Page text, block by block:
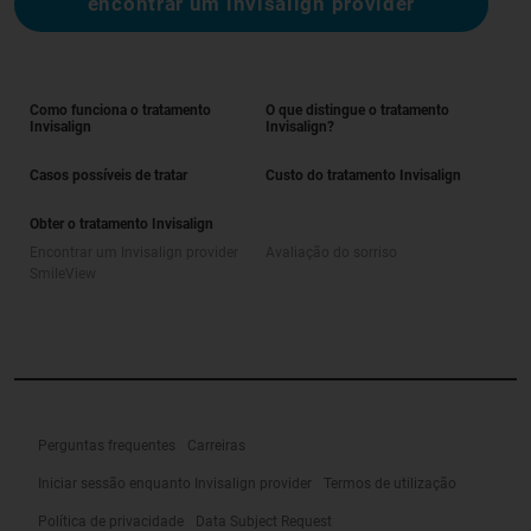
Como funciona o tratamento
Invisalign
O que distingue o tratamento
Invisalign?
Casos possíveis de tratar Custo do tratamento Invisalign
Obter o tratamento Invisalign
Perguntas frequentes Carreiras
Iniciar sessão enquanto Invisalign provider Termos de utilização
Política de privacidade Data Subject Request